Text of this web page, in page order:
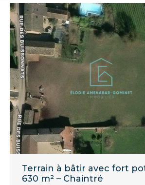
Terrain à bâtir avec fort
630 m² – Chaintré